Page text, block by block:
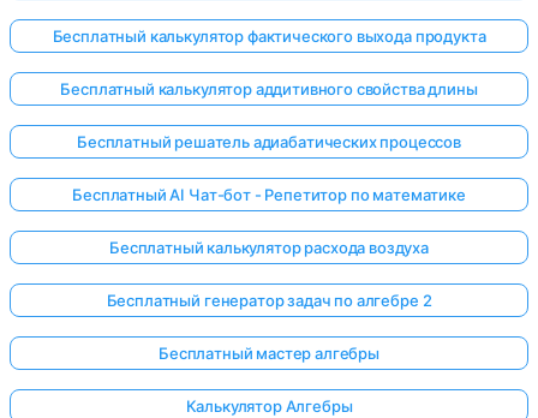
Бесплатный калькулятор фактического выхода продукта
Бесплатный калькулятор аддитивного свойства длины
Бесплатный решатель адиабатических процессов
Бесплатный AI Чат-бот - Репетитор по математике
Бесплатный калькулятор расхода воздуха
Бесплатный генератор задач по алгебре 2
Бесплатный мастер алгебры
Калькулятор Алгебры